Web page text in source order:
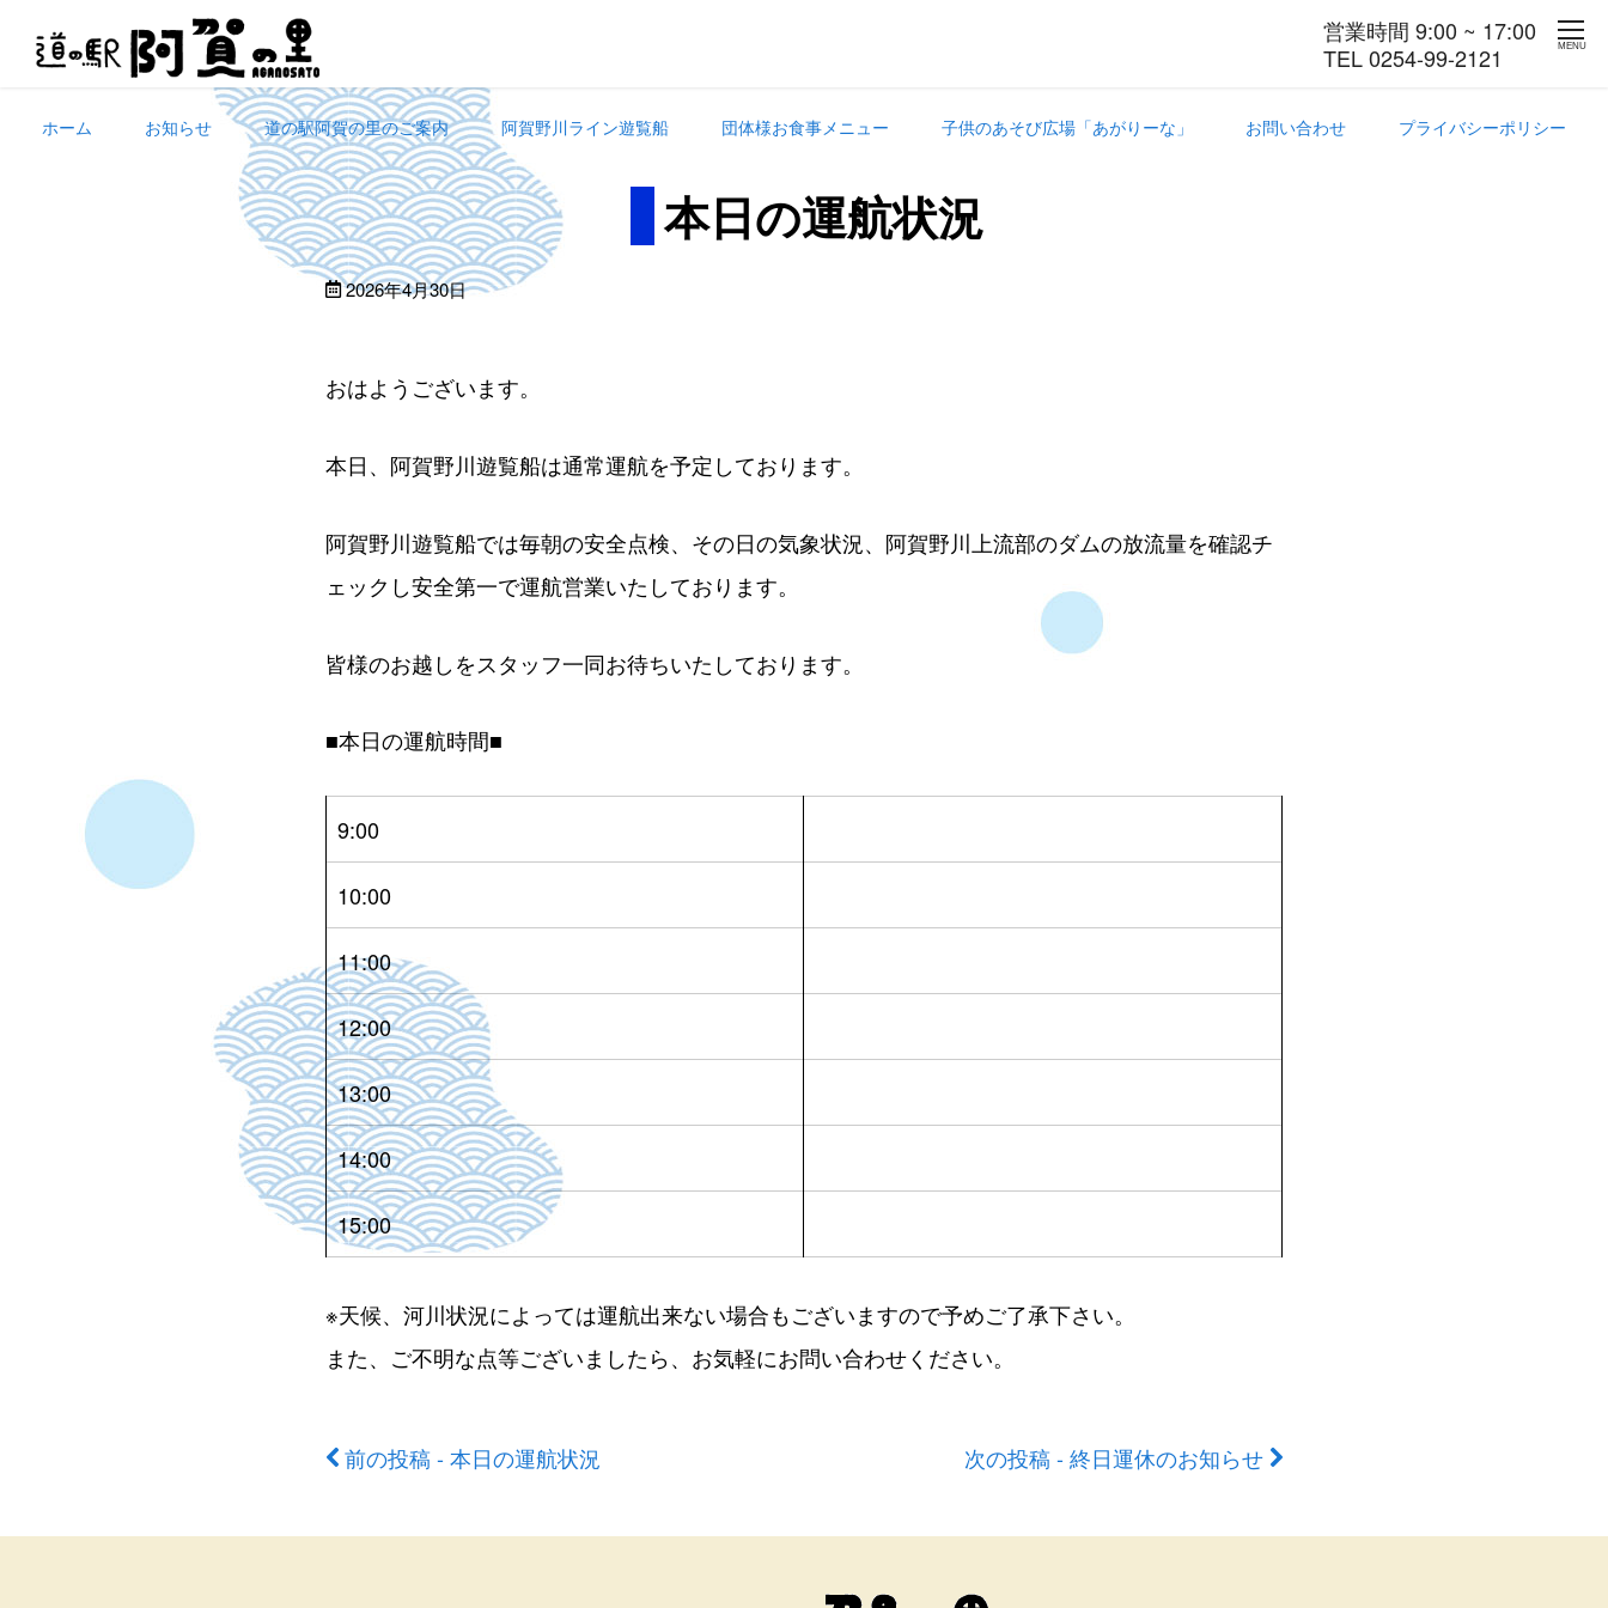
営業時間 9:00 ~ 17:00
TEL 0254-99-2121
MENU
ホーム お知らせ 道の駅阿賀の里のご案内 阿賀野川ライン遊覧船 団体様お食事メニュー 子供のあそび広場「あがりーな」 お問い合わせ プライバシーポリシー
本日の運航状況
2026年4月30日
おはようございます。
本日、阿賀野川遊覧船は通常運航を予定しております。
阿賀野川遊覧船では毎朝の安全点検、その日の気象状況、阿賀野川上流部のダムの放流量を確認チ
ェックし安全第一で運航営業いたしております。
皆様のお越しをスタッフ一同お待ちいたしております。
■本日の運航時間■
9:00
10:00
11:00
12:00
13:00
14:00
15:00
※天候、河川状況によっては運航出来ない場合もございますので予めご了承下さい。
また、ご不明な点等ございましたら、お気軽にお問い合わせください。
前
後
前の投稿 - 本日の運航状況 次の投稿 - 終日運休のお知らせ